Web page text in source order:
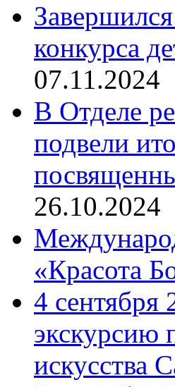
конкурса
07.11.2024
В Отделе
подвели
26.10.2024
«Красота
4 сентября
экскурсию
искусства